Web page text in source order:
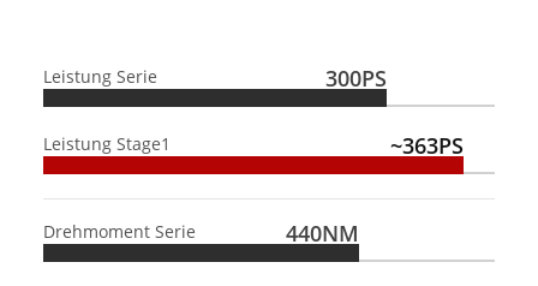
Leistung Serie 300PS
Leistung Stage1 ~363PS
Drehmoment Serie 440NM